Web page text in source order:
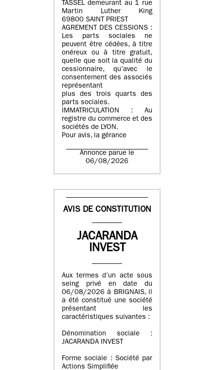
TASSEL demeurant au 1 rue
Martin Luther King
69800 SAINT PRIEST
AGREMENT DES CESSIONS :
Les parts sociales ne
peuvent être cédées, à titre
onéreux ou à titre gratuit,
quelle que soit la qualité du
cessionnaire, qu’avec le
consentement des associés
représentant
plus des trois quarts des
parts sociales.
IMMATRICULATION : Au
registre du commerce et des
sociétés de LYON.
Pour avis, la gérance
Annonce parue le
06/08/2026
AVIS DE CONSTITUTION
JACARANDA
INVEST
Aux termes d’un acte sous
seing privé en date du
06/08/2026 à BRIGNAIS, il
a été constitué une société
présentant les
caractéristiques suivantes :
Dénomination sociale :
JACARANDA INVEST
Forme sociale : Société par
Actions Simplifiée